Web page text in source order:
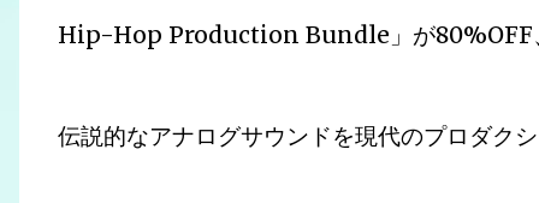
Hip-Hop Production Bundle」が80%OFF
伝説的なアナログサウンドを現代のプロダク